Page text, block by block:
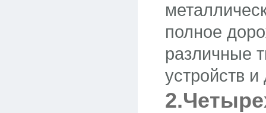
полное
различные
устройств и